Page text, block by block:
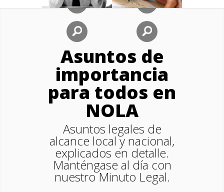
Asuntos de
importancia
para todos en
NOLA
Asuntos legales de
alcance local y nacional,
explicados en detalle.
Manténgase al día con
nuestro Minuto Legal.